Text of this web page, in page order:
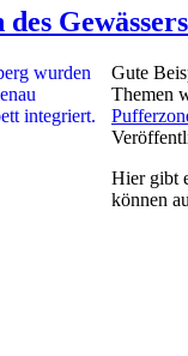
Gute
Themen
Hier gibt
können